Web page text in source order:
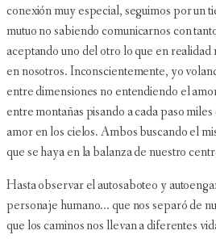
conexión muy especial, seguimos por un
mutuo no sabiendo comunicarnos con
aceptando uno del otro lo que en
en nosotros. Inconscientemente, yo
entre dimensiones no entendiendo el
entre montañas pisando a cada paso
amor en los cielos. Ambos buscando el
que se haya en la balanza de nuestro
Hasta observar el autosaboteo y
personaje humano... que nos separó de
que los caminos nos llevan a diferentes